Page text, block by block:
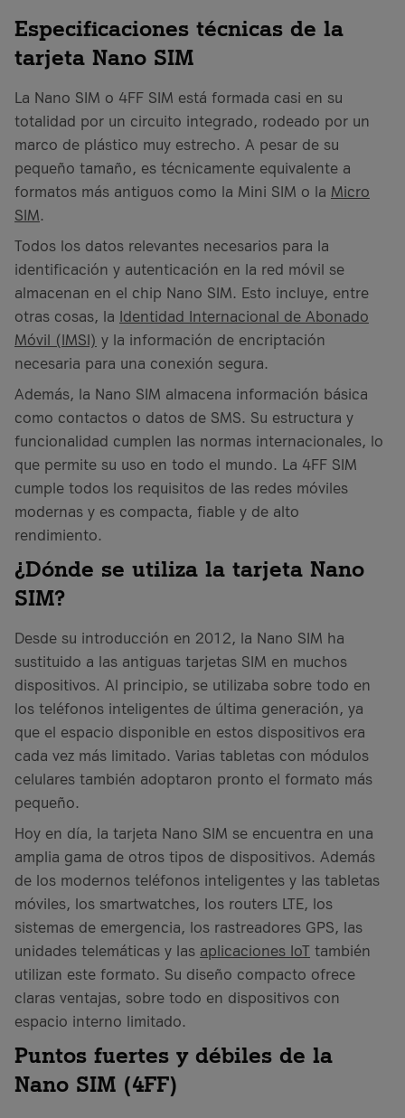
Especificaciones técnicas de la
tarjeta Nano SIM
La Nano SIM o 4FF SIM está formada casi en su
totalidad por un circuito integrado, rodeado por un
marco de plástico muy estrecho. A pesar de su
pequeño tamaño, es técnicamente equivalente a
formatos más antiguos como la Mini SIM o la Micro
SIM.
Todos los datos relevantes necesarios para la
identificación y autenticación en la red móvil se
almacenan en el chip Nano SIM. Esto incluye, entre
otras cosas, la Identidad Internacional de Abonado
Móvil (IMSI) y la información de encriptación
necesaria para una conexión segura.
Además, la Nano SIM almacena información básica
como contactos o datos de SMS. Su estructura y
funcionalidad cumplen las normas internacionales, lo
que permite su uso en todo el mundo. La 4FF SIM
cumple todos los requisitos de las redes móviles
modernas y es compacta, fiable y de alto
rendimiento.
¿Dónde se utiliza la tarjeta Nano
SIM?
Desde su introducción en 2012, la Nano SIM ha
sustituido a las antiguas tarjetas SIM en muchos
dispositivos. Al principio, se utilizaba sobre todo en
los teléfonos inteligentes de última generación, ya
que el espacio disponible en estos dispositivos era
cada vez más limitado. Varias tabletas con módulos
celulares también adoptaron pronto el formato más
pequeño.
Hoy en día, la tarjeta Nano SIM se encuentra en una
amplia gama de otros tipos de dispositivos. Además
de los modernos teléfonos inteligentes y las tabletas
móviles, los smartwatches, los routers LTE, los
sistemas de emergencia, los rastreadores GPS, las
unidades telemáticas y las aplicaciones IoT también
utilizan este formato. Su diseño compacto ofrece
claras ventajas, sobre todo en dispositivos con
espacio interno limitado.
Puntos fuertes y débiles de la
Nano SIM (4FF)